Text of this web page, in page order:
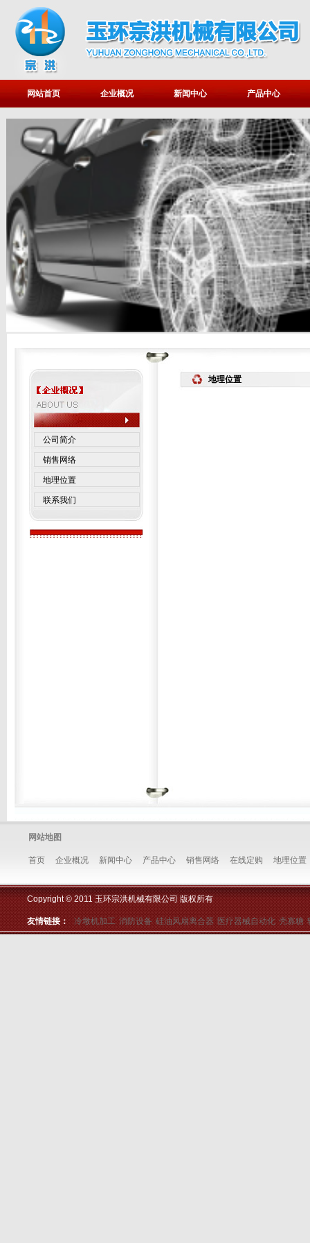
网站首页 企业概况 新闻中心 产品中心
公司简介
销售网络
地理位置
联系我们
地理位置
网站地图
首页 企业概况 新闻中心 产品中心 销售网络 在线定购 地理位置
Copyright © 2011 玉环宗洪机械有限公司 版权所有
友情链接： 冷墩机加工 消防设备 硅油风扇离合器 医疗器械自动化 壳寡糖